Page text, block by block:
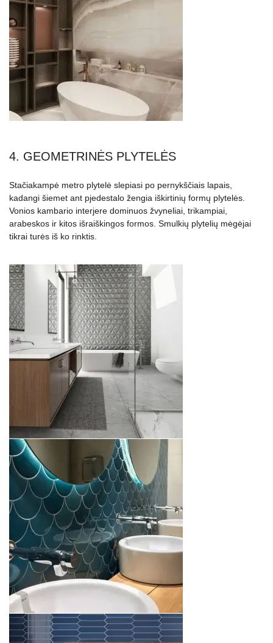
4. GEOMETRINĖS PLYTELĖS
Stačiakampė metro plytelė slepiasi po pernykščiais lapais,
kadangi šiemet ant pjedestalo žengia iškirtinių formų plytelės.
Vonios kambario interjere dominuos žvyneliai, trikampiai,
arabeskos ir kitos išraiškingos formos. Smulkių plytelių mėgėjai
tikrai turės iš ko rinktis.